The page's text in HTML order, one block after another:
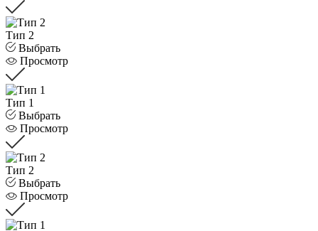
Тип 2
Выбрать
Просмотр
Тип 1
Выбрать
Просмотр
Тип 2
Выбрать
Просмотр